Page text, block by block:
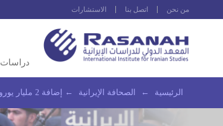
من نحن اتصل بنا الاستشارات
دراسات
الرئيسية ← الصحافة الإيرانية ← إضافة 2 مليار يورو من صندوق التنمية إلى الميزانية العسكرية الإيرانية.. وبرلماني: متظاهرو نوفمبر من الجماهير الفقيرة باعتراف الاستخبارات